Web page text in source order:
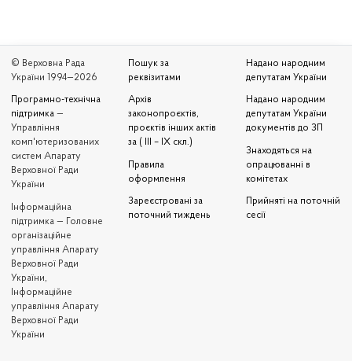
© Верховна Рада
України 1994—2026
Програмно-технічна
підтримка —
Управління
комп'ютеризованих
систем Апарату
Верховної Ради
України
Iнформаційна
підтримка — Головне
організаційне
управління Апарату
Верховної Ради
України,
Інформаційне
управління Апарату
Верховної Ради
України
Пошук за
реквізитами
Архів
законопроєктів,
проєктів інших актів
за ( III – IX скл.)
Правила
оформлення
Зареєстровані за
поточний тиждень
Надано народним
депутатам України
Надано народним
депутатам України
документів до ЗП
Знаходяться на
опрацюванні в
комітетах
Прийняті на поточній
сесії